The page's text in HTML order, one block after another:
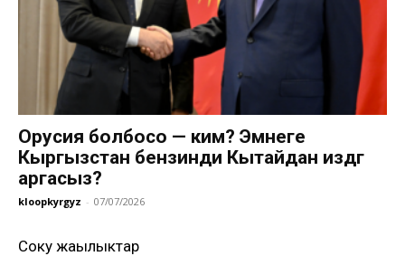
Орусия болбосо — ким? Эмнеге
Кыргызстан бензинди Кытайдан издөөгө
аргасыз?
kloopkyrgyz - 07/07/2026
Соңку жаңылыктар